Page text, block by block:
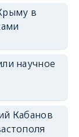
в
научное
Кабанов